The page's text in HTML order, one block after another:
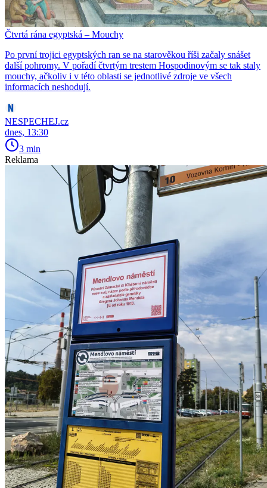
Čtvrtá rána egyptská – Mouchy
Po první trojici egyptských ran se na starověkou říši začaly snášet
další pohromy. V pořadí čtvrtým trestem Hospodinovým se tak staly
mouchy, ačkoliv i v této oblasti se jednotlivé zdroje ve všech
informacích neshodují.
NESPECHEJ.cz
dnes, 13:30
3 min
Reklama